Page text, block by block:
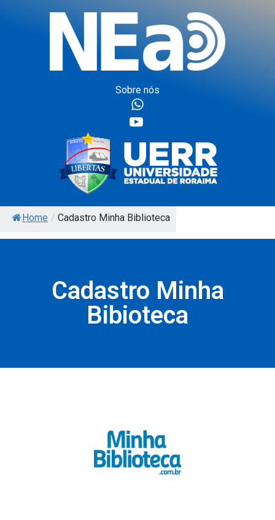
Sobre nós
Home / Cadastro Minha Biblioteca
Cadastro Minha
Bibioteca